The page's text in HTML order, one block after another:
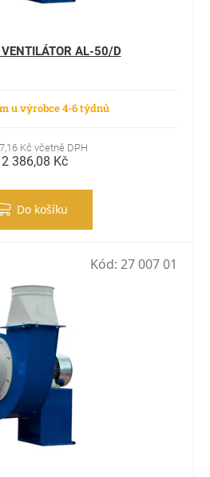
VENTILÁTOR AL-50/D
u výrobce 4-6 týdnů
Kč včetně DPH
386,08 Kč
Do košíku
Kód: 27 007 01